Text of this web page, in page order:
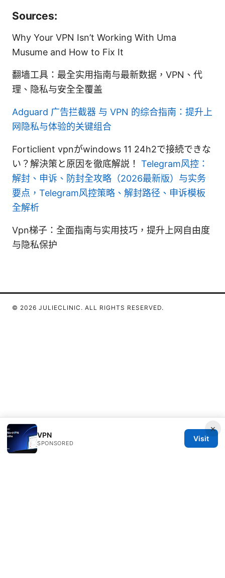
Sources:
Why Your VPN Isn’t Working With Uma
Musume and How to Fix It
翻墙工具：最全实用指南与最新数据，VPN、代
理、隐私与安全全覆盖
Adguard 广告拦截器 与 VPN 的综合指南：提升上
网隐私与体验的关键组合
Forticlient vpnがwindows 11 24h2で接続できな
い？解決策と原因を徹底解説！ Telegram风控：
解封、申诉、防封全攻略（2026最新版）与实务
要点，Telegram风控策略、解封路径、申诉模板
全解析
Vpn梯子：全面指南与实用技巧，提升上网自由度
与隐私保护
×
VPN
SPONSORED
Visit
© 2026 JULIECLINIC. ALL RIGHTS RESERVED.